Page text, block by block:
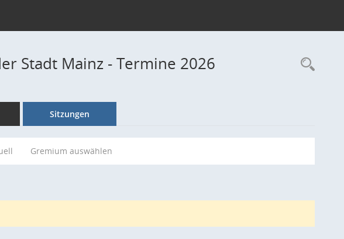
Stadt Mainz - Termine 2026
Sitzungen
Gremium auswählen